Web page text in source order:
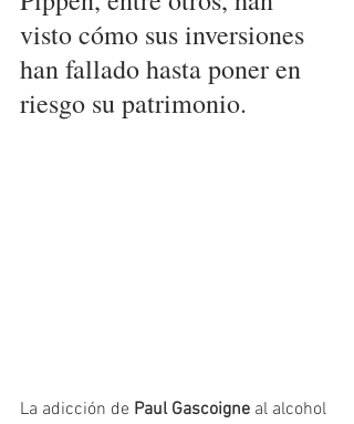
visto cómo sus inversiones
han fallado hasta poner en
riesgo su patrimonio.
La adicción de Paul Gascoigne al alcohol